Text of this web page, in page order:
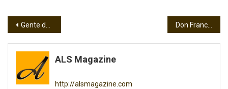
Navegación
de
entradas
Gente de Zona elegidos los nuevos Reyes del Carnaval Miami 2024 Don Francisco recuerda cómo fue su primer viaje en avión
ALS Magazine
http://alsmagazine.com